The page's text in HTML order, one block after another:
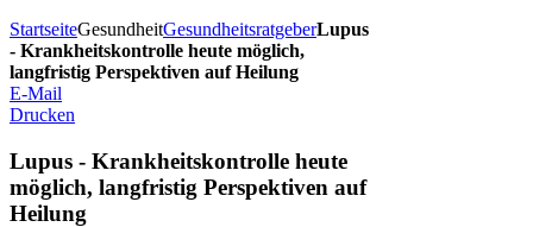
StartseiteGesundheitGesundheitsratgeberLupus
- Krankheitskontrolle heute möglich,
langfristig Perspektiven auf Heilung
E-Mail
Drucken
Lupus - Krankheitskontrolle heute
möglich, langfristig Perspektiven auf
Heilung